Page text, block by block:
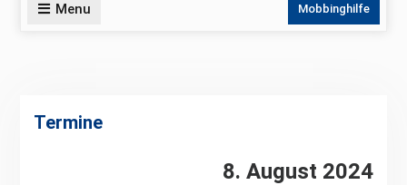
Menu Mobbinghilfe
Termine
8. August 2024